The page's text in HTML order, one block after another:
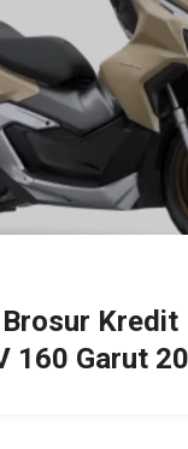
160 Garut